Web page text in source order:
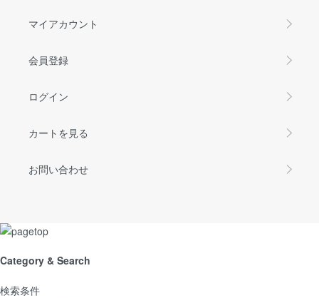
マイアカウント
会員登録
ログイン
カートを見る
お問い合わせ
Category & Search
検索条件